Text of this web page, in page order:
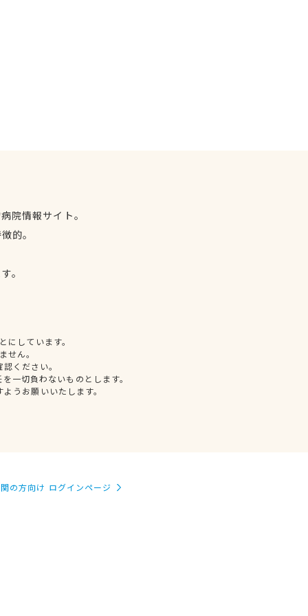
院情報サイト。
的。
。
しています。
せん。
ください。
一切負わないものとします。
うお願いいたします。
の方向け ログインページ